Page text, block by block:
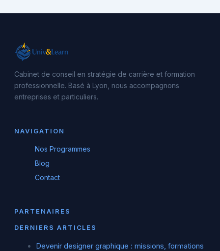
Cabinet de conseil en stratégie de carrière et formation
professionnelle. Basé à Lyon, nous accompagnons
entreprises et particuliers.
NAVIGATION
Nos Programmes
Blog
Contact
PARTENAIRES
DERNIERS ARTICLES
Devenir designer graphique : missions, formations